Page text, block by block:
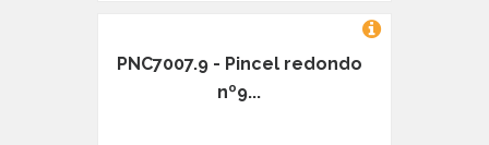
PNC7007.9 - Pincel redondo
nº9...